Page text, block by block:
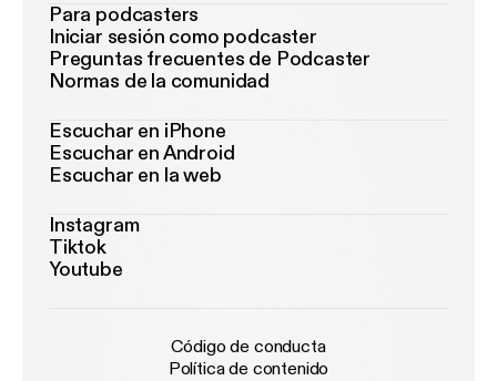
Para podcasters
Iniciar sesión como podcaster
Preguntas frecuentes de Podcaster
Normas de la comunidad
Escuchar en iPhone
Escuchar en Android
Escuchar en la web
Instagram
Tiktok
Youtube
Código de conducta
Política de contenido